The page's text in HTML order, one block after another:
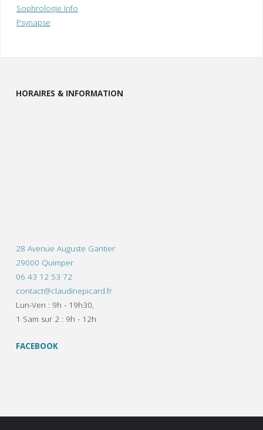
Sophrologie Info
Psynapse
HORAIRES & INFORMATION
28 Avenue Auguste Gantier
29000 Quimper
06 43 12 53 72
contact@claudinepicard.fr
Lun-Ven : 9h - 19h30,
1 Sam sur 2 : 9h - 12h
FACEBOOK